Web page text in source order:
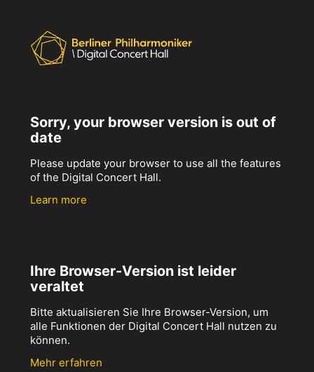
Sorry, your browser version is out of
date
Please update your browser to use all the features
of the Digital Concert Hall.
Learn more
Ihre Browser-Version ist leider
veraltet
Bitte aktualisieren Sie Ihre Browser-Version, um
alle Funktionen der Digital Concert Hall nutzen zu
können.
Mehr erfahren